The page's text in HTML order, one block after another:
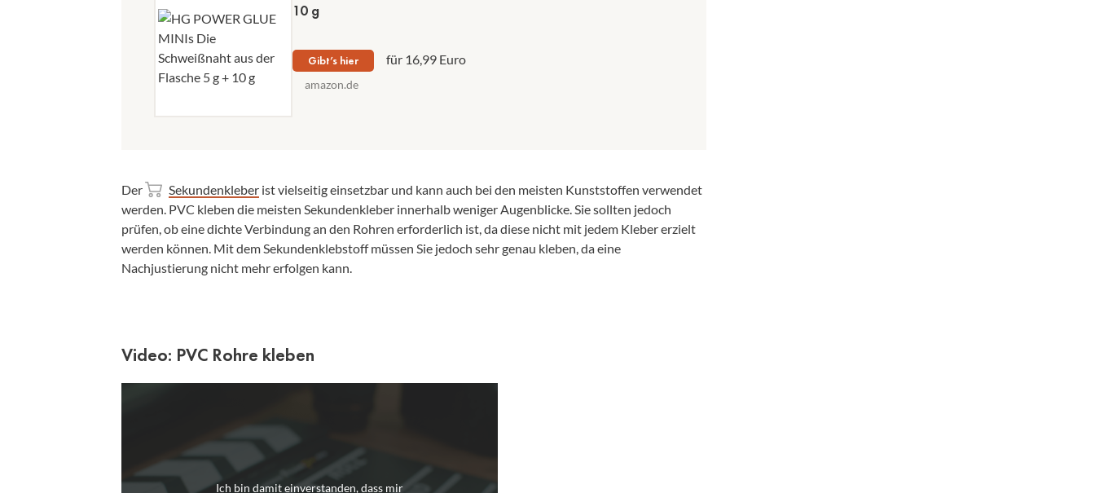
10 g
Gibt’s hier für 16,99 Euro
amazon.de
Der Sekundenkleber ist vielseitig einsetzbar und kann auch bei den meisten Kunststoffen verwendet
werden. PVC kleben die meisten Sekundenkleber innerhalb weniger Augenblicke. Sie sollten jedoch
prüfen, ob eine dichte Verbindung an den Rohren erforderlich ist, da diese nicht mit jedem Kleber erzielt
werden können. Mit dem Sekundenklebstoff müssen Sie jedoch sehr genau kleben, da eine
Nachjustierung nicht mehr erfolgen kann.
Video: PVC Rohre kleben
Ich bin damit einverstanden, dass mir